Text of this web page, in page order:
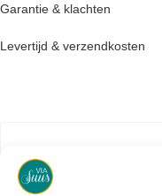
Garantie & klachten
Levertijd & verzendkosten